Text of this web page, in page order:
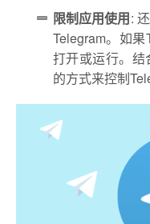
限制应用使用:
Telegram。如
打开或运行。
的方式来控制